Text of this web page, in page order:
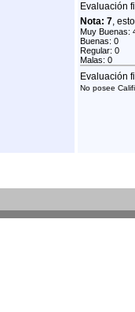
Evaluación
Nota: 7,
Muy Buenas:
Buenas: 0
Regular: 0
Malas: 0
Evaluación
No posee